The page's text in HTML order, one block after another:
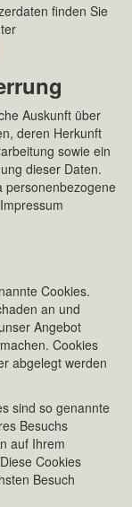
finden Sie
Auskunft über
deren Herkunft
sowie ein
dieser Daten.
personenbezogene
Cookies.
an und
Angebot
Cookies
abgelegt werden
sind so genannte
Besuchs
auf Ihrem
Cookies
Besuch